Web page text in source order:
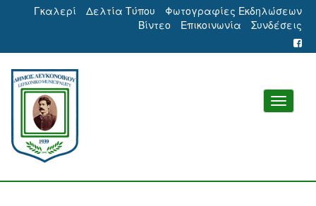
Γκαλερί Δελτία Τύπου
Φωτογραφίες Εκδηλώσεων
Βίντεο
Επικοινωνία Συνδέσεις